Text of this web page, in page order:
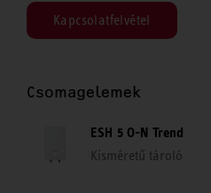
Kapcsolatfelvétel
Csomagelemek
ESH 5 O-N Trend
Kisméretű tároló